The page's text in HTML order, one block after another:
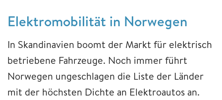
Elektromobilität in Norwegen
In Skandinavien boomt der Markt für elektrisch
betriebene Fahrzeuge. Noch immer führt
Norwegen ungeschlagen die Liste der Länder
mit der höchsten Dichte an Elektroautos an.